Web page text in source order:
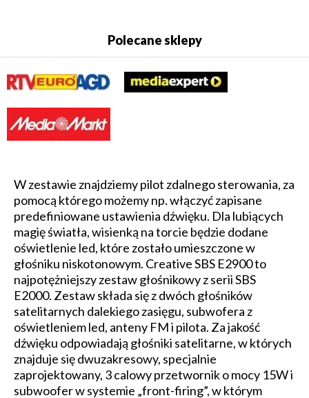
Polecane sklepy
W zestawie znajdziemy pilot zdalnego sterowania, za
pomocą którego możemy np. włączyć zapisane
predefiniowane ustawienia dźwięku. Dla lubiących
magię światła, wisienką na torcie będzie dodane
oświetlenie led, które zostało umieszczone w
głośniku niskotonowym. Creative SBS E2900 to
najpotężniejszy zestaw głośnikowy z serii SBS
E2000. Zestaw składa się z dwóch głośników
satelitarnych dalekiego zasięgu, subwofera z
oświetleniem led, anteny FM i pilota. Za jakość
dźwięku odpowiadają głośniki satelitarne, w których
znajduje się dwuzakresowy, specjalnie
zaprojektowany, 3 calowy przetwornik o mocy 15W i
subwoofer w systemie „front-firing”, w którym